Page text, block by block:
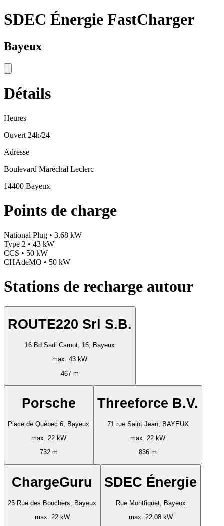
SDEC Énergie FastCharger
Bayeux
Détails
Heures
Ouvert 24h/24
Adresse
Boulevard Maréchal Leclerc
14400 Bayeux
Points de charge
National Plug • 3.68 kW
Type 2 • 43 kW
CCS • 50 kW
CHAdeMO • 50 kW
Stations de recharge autour
ROUTE220 Srl S.B.
16 Bd Sadi Carnot, 16, Bayeux
max. 43 kW
467 m
Porsche
Place de Québec 6, Bayeux
max. 22 kW
732 m
Threeforce B.V.
71 rue Saint Jean, BAYEUX
max. 22 kW
836 m
ChargeGuru
25 Rue des Bouchers, Bayeux
max. 22 kW
SDEC Énergie
Rue Montfiquet, Bayeux
max. 22.08 kW